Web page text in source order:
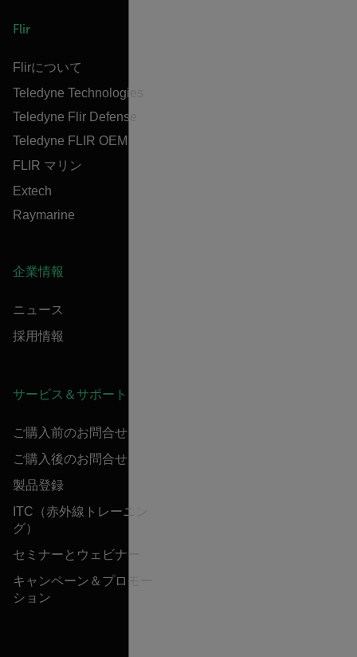
Flir
Flirについて
Teledyne Technologies
Teledyne Flir Defense
Teledyne FLIR OEM
FLIR マリン
Extech
Raymarine
企業情報
ニュース
採用情報
サービス＆サポート
ご購入前のお問合せ
ご購入後のお問合せ
製品登録
ITC（赤外線トレーニン
グ）
セミナーとウェビナー
キャンペーン＆プロモー
ション